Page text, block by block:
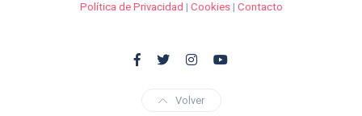
Política de Privacidad | Cookies| Contacto
Volver